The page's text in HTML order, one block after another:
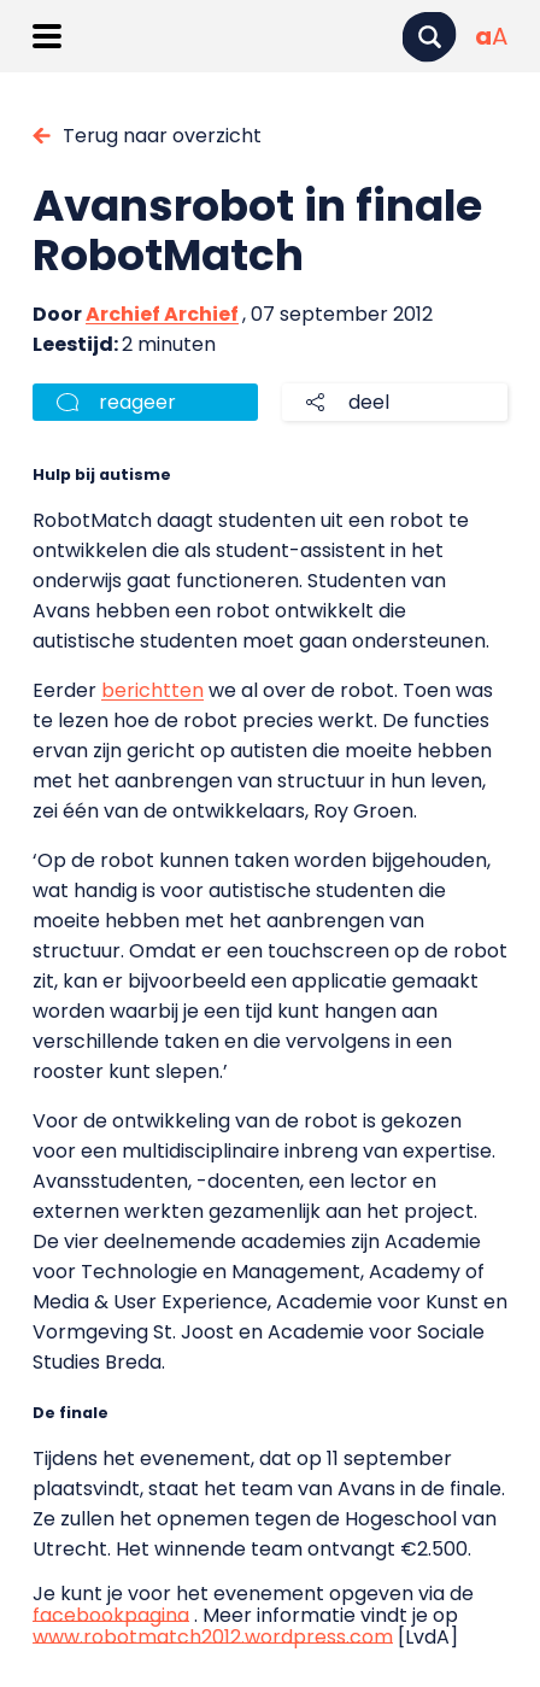
aA
Terug naar overzicht
Avansrobot in finale
RobotMatch
DoorArchief Archief, 07 september 2012
Leestijd:2 minuten
reageer deel
Hulp bij autisme
RobotMatch daagt studenten uit een robot te
ontwikkelen die als student-assistent in het
onderwijs gaat functioneren. Studenten van
Avans hebben een robot ontwikkelt die
autistische studenten moet gaan ondersteunen.
Eerder berichttenwe al over de robot. Toen was
te lezen hoe de robot precies werkt. De functies
ervan zijn gericht op autisten die moeite hebben
met het aanbrengen van structuur in hun leven,
zei één van de ontwikkelaars, Roy Groen.
‘Op de robot kunnen taken worden bijgehouden,
wat handig is voor autistische studenten die
moeite hebben met het aanbrengen van
structuur. Omdat er een touchscreen op de robot
zit, kan er bijvoorbeeld een applicatie gemaakt
worden waarbij je een tijd kunt hangen aan
verschillende taken en die vervolgens in een
rooster kunt slepen.’
Voor de ontwikkeling van de robot is gekozen
voor een multidisciplinaire inbreng van expertise.
Avansstudenten, -docenten, een lector en
externen werkten gezamenlijk aan het project.
De vier deelnemende academies zijn Academie
voor Technologie en Management, Academy of
Media & User Experience, Academie voor Kunst en
Vormgeving St. Joost en Academie voor Sociale
Studies Breda.
De finale
Tijdens het evenement, dat op 11 september
plaatsvindt, staat het team van Avans in de finale.
Ze zullen het opnemen tegen de Hogeschool van
Utrecht. Het winnende team ontvangt €2.500.
Je kunt je voor het evenement opgeven via de
facebookpagina. Meer informatie vindt je op
www.robotmatch2012.wordpress.com[LvdA]